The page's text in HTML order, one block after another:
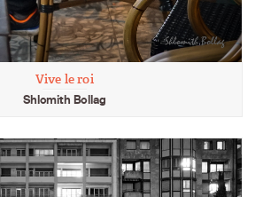
Vive le roi
Shlomith Bollag